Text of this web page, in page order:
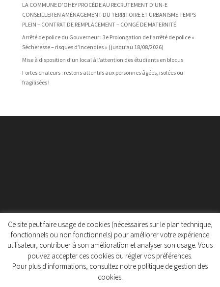
LA COMMUNE D’OHEY PROCÈDE AU RECRUTEMENT D’UN-E
CONSEILLER EN AMÉNAGEMENT DU TERRITOIRE ET URBANISME TEMPS
PLEIN – CONTRAT DE REMPLACEMENT – CONGÉ DE MATERNITÉ
Arrêté de police du Gouverneur : 3e Prolongation de l’arrêté de police «
Sécheresse – risques d’incendies » (jusqu’au 18/08/2026)
Mise à disposition d’un local à l’attention des étudiants en blocus
Fortes chaleurs : restons attentifs aux personnes âgées, isolées ou
fragilisées !
Protection des données personnelles
Politique de gestion des cookies
Ce site peut faire usage de cookies (nécessaires sur le plan technique,
fonctionnels ou non fonctionnels) pour améliorer votre expérience
utilisateur, contribuer à son amélioration et analyser son usage. Vous
pouvez accepter ces cookies ou régler vos préférences.
Pour plus d'informations, consultez notre politique de gestion des
cookies.